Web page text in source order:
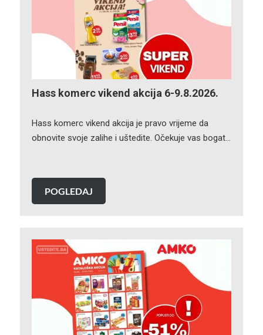
Hass komerc vikend akcija 6-9.8.2026.
Hass komerc vikend akcija je pravo vrijeme da
obnovite svoje zalihe i uštedite. Očekuje vas bogat…
POGLEDAJ